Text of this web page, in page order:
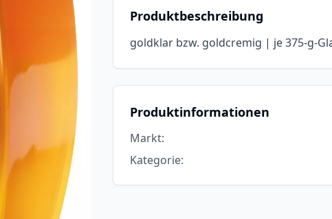
Produktbeschreibung
goldklar bzw. goldcremig | je 375-g-
Produktinformationen
Markt:
Kategorie: